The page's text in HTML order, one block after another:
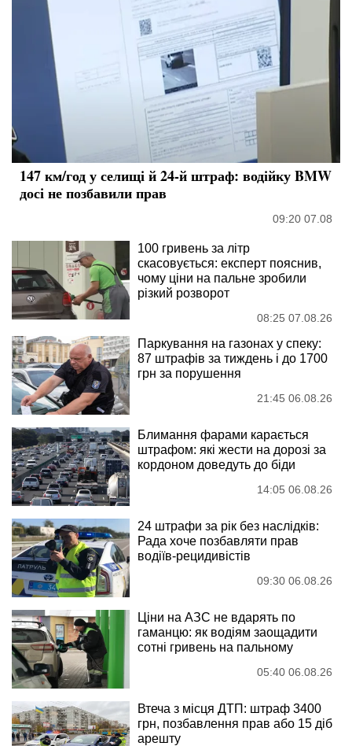
147 км/год у селищі й 24-й штраф: водійку BMW
досі не позбавили прав
09:20 07.08
100 гривень за літр
скасовується: експерт пояснив,
чому ціни на пальне зробили
різкий розворот
08:25 07.08.26
Паркування на газонах у спеку:
87 штрафів за тиждень і до 1700
грн за порушення
21:45 06.08.26
Блимання фарами карається
штрафом: які жести на дорозі за
кордоном доведуть до біди
14:05 06.08.26
24 штрафи за рік без наслідків:
Рада хоче позбавляти прав
водіїв-рецидивістів
09:30 06.08.26
Ціни на АЗС не вдарять по
гаманцю: як водіям заощадити
сотні гривень на пальному
05:40 06.08.26
Втеча з місця ДТП: штраф 3400
грн, позбавлення прав або 15 діб
арешту